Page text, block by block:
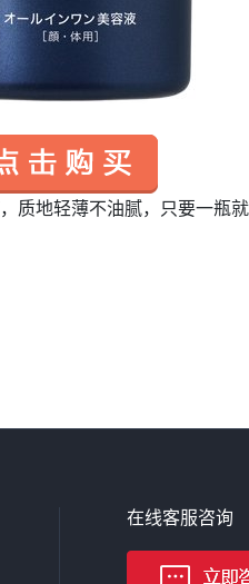
地轻薄不油腻，只要一
在线客服咨询